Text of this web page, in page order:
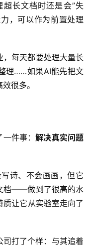
长文档时还是会”失
，可以作为前置处理
，每天都要处理大量长
理……如果AI能先把文
很多。
一件事：解决真实问题
诗、不会画画，但它
档——做到了很高的水
让它从实验室走向了
打了个样：与其追着